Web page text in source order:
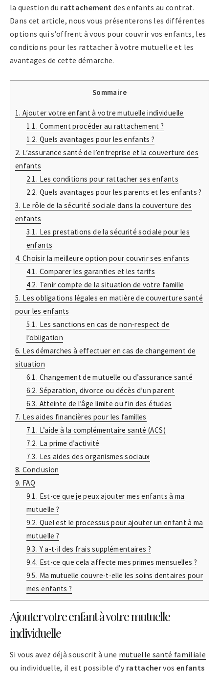
la question du rattachement des enfants au contrat.
Dans cet article, nous vous présenterons les différentes
options qui s’offrent à vous pour couvrir vos enfants, les
conditions pour les rattacher à votre mutuelle et les
avantages de cette démarche.
Sommaire
1. Ajouter votre enfant à votre mutuelle individuelle
1.1. Comment procéder au rattachement ?
1.2. Quels avantages pour les enfants ?
2. L’assurance santé de l’entreprise et la couverture des
enfants
2.1. Les conditions pour rattacher ses enfants
2.2. Quels avantages pour les parents et les enfants ?
3. Le rôle de la sécurité sociale dans la couverture des
enfants
3.1. Les prestations de la sécurité sociale pour les
enfants
4. Choisir la meilleure option pour couvrir ses enfants
4.1. Comparer les garanties et les tarifs
4.2. Tenir compte de la situation de votre famille
5. Les obligations légales en matière de couverture santé
pour les enfants
5.1. Les sanctions en cas de non-respect de
l’obligation
6. Les démarches à effectuer en cas de changement de
situation
6.1. Changement de mutuelle ou d’assurance santé
6.2. Séparation, divorce ou décès d’un parent
6.3. Atteinte de l’âge limite ou fin des études
7. Les aides financières pour les familles
7.1. L’aide à la complémentaire santé (ACS)
7.2. La prime d’activité
7.3. Les aides des organismes sociaux
8. Conclusion
9. FAQ
9.1. Est-ce que je peux ajouter mes enfants à ma
mutuelle ?
9.2. Quel est le processus pour ajouter un enfant à ma
mutuelle ?
9.3. Y a-t-il des frais supplémentaires ?
9.4. Est-ce que cela affecte mes primes mensuelles ?
9.5. Ma mutuelle couvre-t-elle les soins dentaires pour
mes enfants ?
Ajouter votre enfant à votre mutuelle
individuelle
Si vous avez déjà souscrit à une mutuelle santé familiale
ou individuelle, il est possible d’y rattachervos enfants